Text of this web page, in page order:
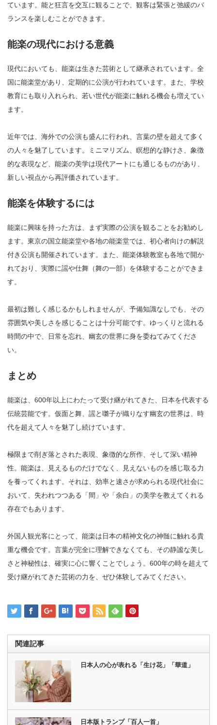
ています。能と狂言を交互に観ることで、観客は緊張と弛緩のバ
ランスを楽しむことができます。
能楽の現代における意義
現代においても、能楽は生きた芸術として継承されています。全
国に能楽堂があり、定期的に公演が行われています。また、学校
教育にも取り入れられ、若い世代が能楽に触れる機会も増えてい
ます。
近年では、海外での公演も盛んに行われ、言葉の壁を超えて多く
の人々を魅了しています。ミニマリズム、瞑想的な静けさ、象徴
的な表現など、能楽の美学は現代アートにも通じるものがあり、
新しい視点から再評価されています。
能楽を体験するには
能楽に興味を持った方は、まず実際の公演を観ることをお勧めし
ます。東京の国立能楽堂や各地の能楽堂では、初心者向けの解説
付き公演も開催されています。また、能楽体験教室も各地で開か
れており、実際に謡や仕舞（舞の一部）を体験することができま
す。
最初は難しく感じるかもしれませんが、予備知識なしでも、その
雰囲気や美しさを感じることは十分可能です。ゆっくりと流れる
時間の中で、日常を忘れ、幽玄の世界に身を委ねてみてくださ
い。
まとめ
能楽は、600年以上にわたって受け継がれてきた、日本を代表する
伝統芸能です。仮面と舞、謡と囃子が織りなす幽玄の世界は、時
代を超えて人々を魅了し続けています。
極限まで削ぎ落とされた表現、象徴的な所作、そして深い精神
性。能楽は、見えるものだけでなく、見えないものを感じ取る力
を養ってくれます。それは、効率と速さが求められる現代社会に
おいて、失われつつある「間」や「余白」の美学を教えてくれる
存在でもあります。
外国人観光客にとって、能楽は日本の精神文化の神髄に触れる貴
重な機会です。言葉が完全に理解できなくても、その静謐な美し
さと神秘性は、確実に心に響くことでしょう。600年の時を超えて
受け継がれてきた芸術の力を、ぜひ体験してみてください。
関連記事
日本人の心が表れる「生け花」「華道」
日本版トランプ「百人一首」